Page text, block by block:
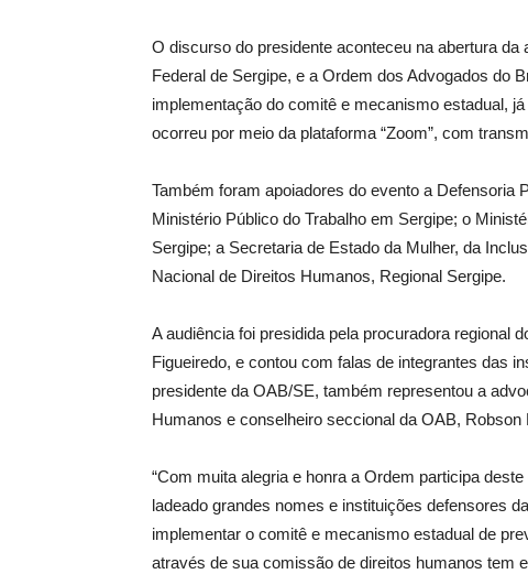
O discurso do presidente aconteceu na abertura
Federal de Sergipe, e a Ordem dos Advogados do
implementação do comitê e mecanismo estadual,
ocorreu por meio da plataforma “Zoom”, com
Também foram apoiadores do evento a Defensoria
Ministério Público do Trabalho em Sergipe; o
Sergipe; a Secretaria de Estado da Mulher, da
Nacional de Direitos Humanos, Regional Sergipe.
A audiência foi presidida pela procuradora regional
Figueiredo, e contou com falas de integrantes das
presidente da OAB/SE, também representou a
Humanos e conselheiro seccional da OAB, Robson
“Com muita alegria e honra a Ordem participa
ladeado grandes nomes e instituições defensores
implementar o comitê e mecanismo estadual de
através de sua comissão de direitos humanos tem